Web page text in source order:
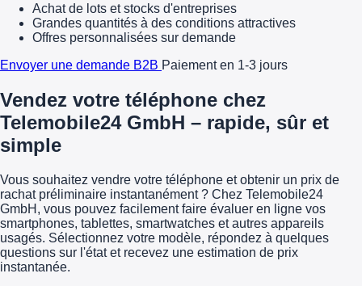
Achat de lots et stocks d'entreprises
Grandes quantités à des conditions attractives
Offres personnalisées sur demande
Envoyer une demande B2B Paiement en 1-3 jours
Vendez votre téléphone chez
Telemobile24 GmbH – rapide, sûr et
simple
Vous souhaitez vendre votre téléphone et obtenir un prix de
rachat préliminaire instantanément ? Chez Telemobile24
GmbH, vous pouvez facilement faire évaluer en ligne vos
smartphones, tablettes, smartwatches et autres appareils
usagés. Sélectionnez votre modèle, répondez à quelques
questions sur l'état et recevez une estimation de prix
instantanée.